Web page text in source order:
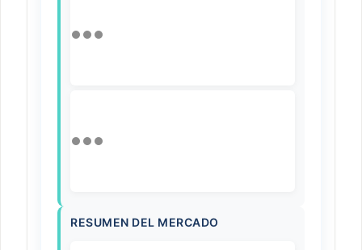
RESUMEN DEL MERCADO